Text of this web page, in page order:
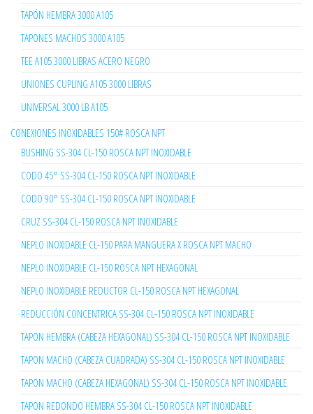
TAPÓN HEMBRA 3000 A105
TAPONES MACHOS 3000 A105
TEE A105 3000 LIBRAS ACERO NEGRO
UNIONES CUPLING A105 3000 LIBRAS
UNIVERSAL 3000 LB A105
CONEXIONES INOXIDABLES 150# ROSCA NPT
BUSHING SS-304 CL-150 ROSCA NPT INOXIDABLE
CODO 45° SS-304 CL-150 ROSCA NPT INOXIDABLE
CODO 90° SS-304 CL-150 ROSCA NPT INOXIDABLE
CRUZ SS-304 CL-150 ROSCA NPT INOXIDABLE
NEPLO INOXIDABLE CL-150 PARA MANGUERA X ROSCA NPT MACHO
NEPLO INOXIDABLE CL-150 ROSCA NPT HEXAGONAL
NEPLO INOXIDABLE REDUCTOR CL-150 ROSCA NPT HEXAGONAL
REDUCCIÓN CONCENTRICA SS-304 CL-150 ROSCA NPT INOXIDABLE
TAPON HEMBRA (CABEZA HEXAGONAL) SS-304 CL-150 ROSCA NPT INOXIDABLE
TAPON MACHO (CABEZA CUADRADA) SS-304 CL-150 ROSCA NPT INOXIDABLE
TAPON MACHO (CABEZA HEXAGONAL) SS-304 CL-150 ROSCA NPT INOXIDABLE
TAPON REDONDO HEMBRA SS-304 CL-150 ROSCA NPT INOXIDABLE